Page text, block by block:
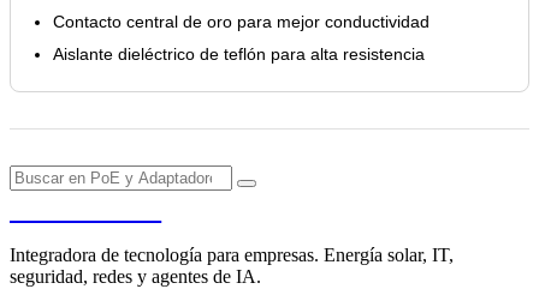
Contacto central de oro para mejor conductividad
Aislante dieléctrico de teflón para alta resistencia
Integradora de tecnología para empresas. Energía solar, IT,
seguridad, redes y agentes de IA.